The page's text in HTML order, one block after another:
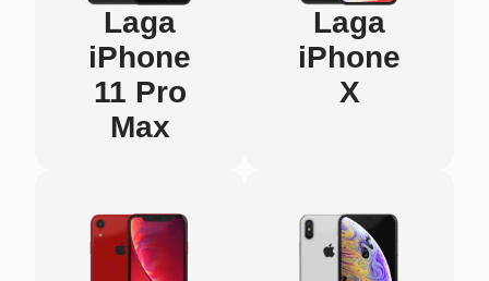
Laga
iPhone
11 Pro
Max
Laga
iPhone
X